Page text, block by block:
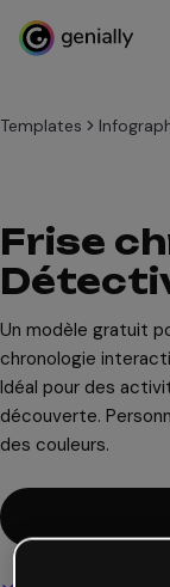
Templates
Frise
Un modèle gratuit
chronologie
Idéal pour des
découverte.
des couleurs.